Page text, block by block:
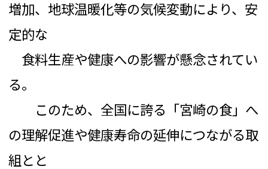
増加、地球温暖化等の気候変動により、安
定的な
食料生産や健康への影響が懸念されてい
る。
このため、全国に誇る「宮崎の食」へ
の理解促進や健康寿命の延伸につながる取
組とと